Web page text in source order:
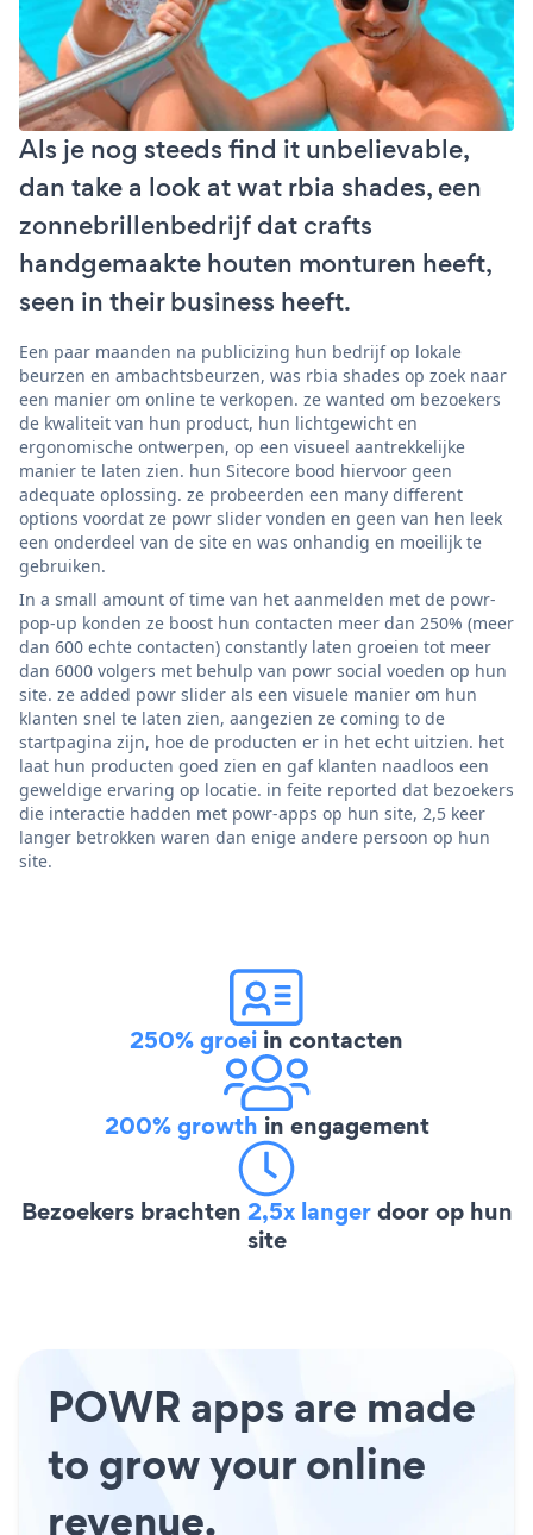
Als je nog steeds find it unbelievable,
dan take a look at wat rbia shades, een
zonnebrillenbedrijf dat crafts
handgemaakte houten monturen heeft,
seen in their business heeft.
Een paar maanden na publicizing hun bedrijf op lokale
beurzen en ambachtsbeurzen, was rbia shades op zoek naar
een manier om online te verkopen. ze wanted om bezoekers
de kwaliteit van hun product, hun lichtgewicht en
ergonomische ontwerpen, op een visueel aantrekkelijke
manier te laten zien. hun Sitecore bood hiervoor geen
adequate oplossing. ze probeerden een many different
options voordat ze powr slider vonden en geen van hen leek
een onderdeel van de site en was onhandig en moeilijk te
gebruiken.
In a small amount of time van het aanmelden met de powr-
pop-up konden ze boost hun contacten meer dan 250% (meer
dan 600 echte contacten) constantly laten groeien tot meer
dan 6000 volgers met behulp van powr social voeden op hun
site. ze added powr slider als een visuele manier om hun
klanten snel te laten zien, aangezien ze coming to de
startpagina zijn, hoe de producten er in het echt uitzien. het
laat hun producten goed zien en gaf klanten naadloos een
geweldige ervaring op locatie. in feite reported dat bezoekers
die interactie hadden met powr-apps op hun site, 2,5 keer
langer betrokken waren dan enige andere persoon op hun
site.
250% groei in contacten
200% growth in engagement
Bezoekers brachten 2,5x langerdoor op hun
site
POWR apps are made
to grow your online
revenue.